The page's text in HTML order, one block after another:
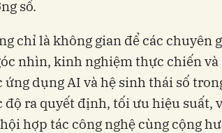
số.
chỉ là không gian để các chuyên
nhìn, kinh nghiệm thực chiến và
ứng dụng AI và hệ sinh thái số
độ ra quyết định, tối ưu hiệu suất,
hợp tác công nghệ cùng cộng